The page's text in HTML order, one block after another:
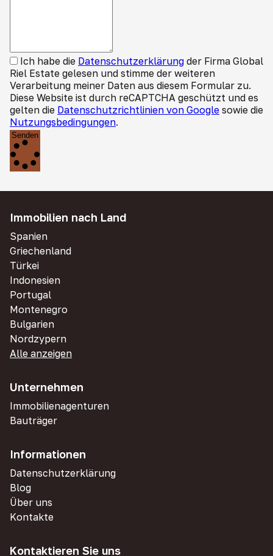
Ich habe die Datenschutzerklärung der Firma Global
Riel Estate gelesen und stimme der weiteren
Verarbeitung meiner Daten aus diesem Formular zu.
Diese Website ist durch reCAPTCHA geschützt und es
gelten die Datenschutzrichtlinien von Google sowie die
Nutzungsbedingungen.
Senden
Immobilien nach Land
Spanien
Griechenland
Türkei
Indonesien
Portugal
Montenegro
Bulgarien
Nordzypern
Alle anzeigen
Unternehmen
Immobilienagenturen
Bauträger
Informationen
Datenschutzerklärung
Blog
Über uns
Kontakte
Kontaktieren Sie uns